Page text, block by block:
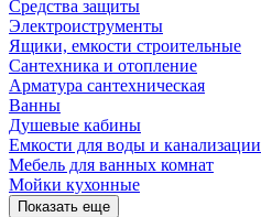
Средства защиты
Электроиструменты
Ящики, емкости строительные
Сантехника и отопление
Арматура сантехническая
Ванны
Душевые кабины
Емкости для воды и канализации
Мебель для ванных комнат
Мойки кухонные
Показать еще